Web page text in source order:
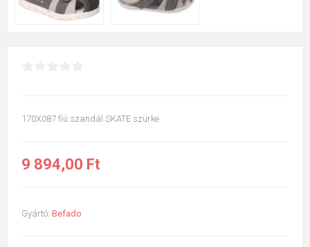
170X087 fiú szandál SKATE szürke
9 894,00 Ft
Gyártó: Befado